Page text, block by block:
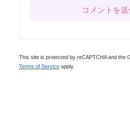
This site is protected by reCAPTCHA and the
Terms of Service apply.